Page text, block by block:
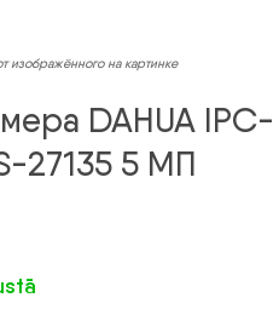
изображённого на картинке
DAHUA IPC-
27135 5 МП